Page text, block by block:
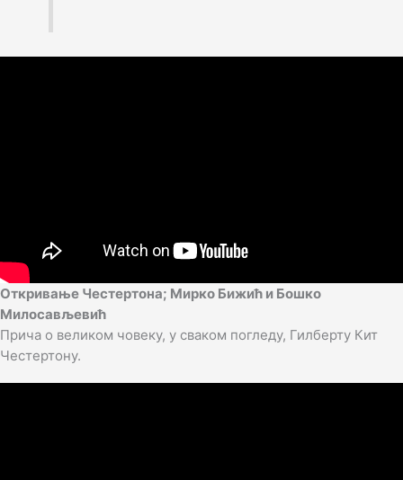
Откривање Честертона; Мирко Бижић и Бошко
Милосављевић
Прича о великом човеку, у сваком погледу, Гилберту Кит
Честертону.